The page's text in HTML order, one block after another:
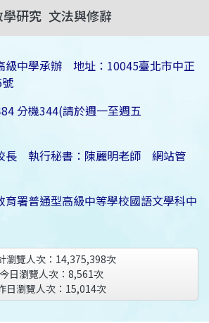
學研究 文法與修辭
級中學承辦 地址：10045臺北市中正
分機344(請於週一至週五
長 執行秘書：陳麗明老師 網站管
育署普通型高級中等學校國語文學科中
瀏覽人次： 14,375,398次
今日瀏覽人次： 8,561次
日瀏覽人次： 15,014次